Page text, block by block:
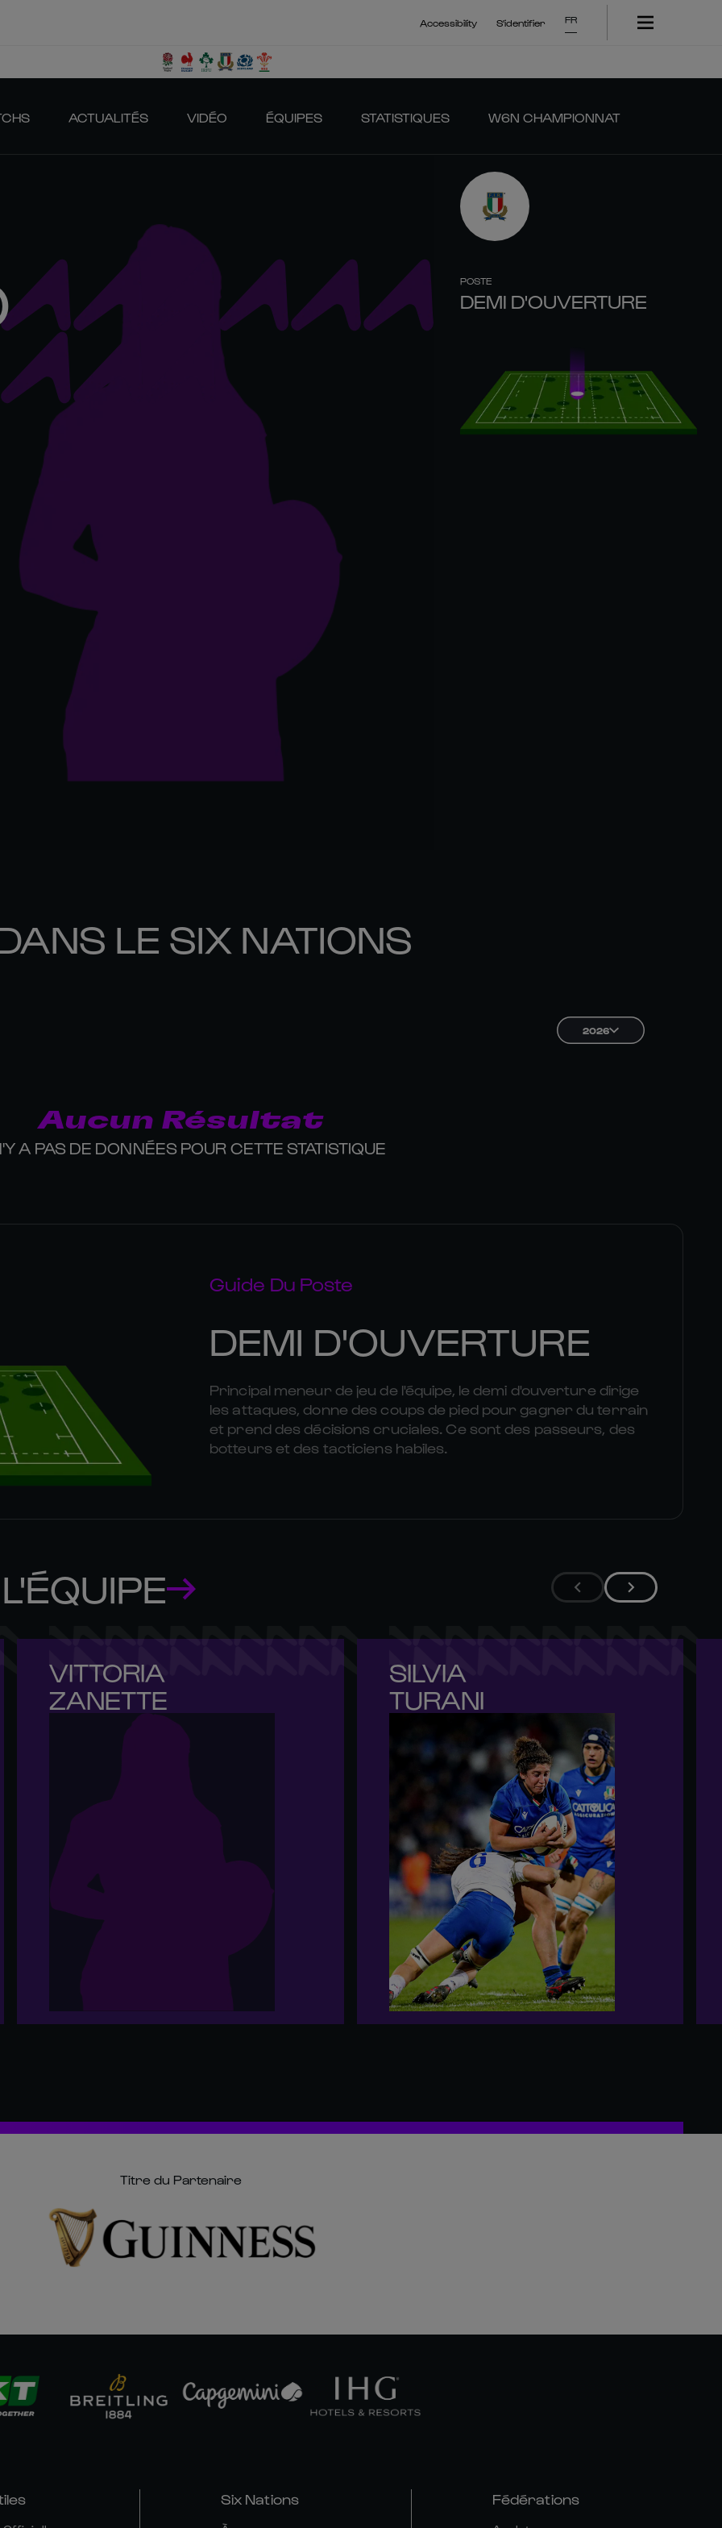
Accessibility S'identifier FR
ACTUALITÉS VIDÉO ÉQUIPES STATISTIQUES W6N CHAMPIONNAT
POSTE
DEMI D'OUVERTURE
LE SIX NATIONS
2026
Aucun Résultat
A PAS DE DONNÉES POUR CETTE STATISTIQUE
Guide Du Poste
DEMI D'OUVERTURE
Principal meneur de jeu de l'équipe, le demi d'ouverture dirige
les attaques, donne des coups de pied pour gagner du terrain
et prend des décisions cruciales. Ce sont des passeurs, des
botteurs et des tacticiens habiles.
VITTORIA
ZANETTE
SILVIA
TURANI
Titre du Partenaire
Six Nations Fédérations